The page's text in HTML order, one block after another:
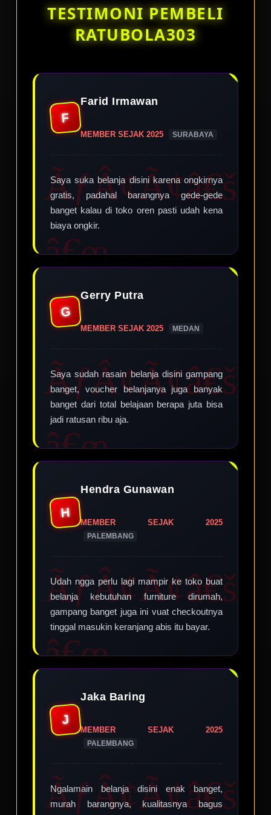
kursi modern dengan konsep
mediteranian.
TESTIMONI PEMBELI
RATUBOLA303
F
Farid Irmawan
MEMBER SEJAK 2025 SURABAYA
Saya suka belanja disini karena ongkirnya
gratis, padahal barangnya gede-gede
banget kalau di toko oren pasti udah kena
biaya ongkir.
G
Gerry Putra
MEMBER SEJAK 2025 MEDAN
Saya sudah rasain belanja disini gampang
banget, voucher belanjanya juga banyak
banget dari total belajaan berapa juta bisa
jadi ratusan ribu aja.
H
Hendra Gunawan
MEMBER SEJAK 2025
PALEMBANG
Udah ngga perlu lagi mampir ke toko buat
belanja kebutuhan furniture dirumah,
gampang banget juga ini vuat checkoutnya
tinggal masukin keranjang abis itu bayar.
J
Jaka Baring
MEMBER SEJAK 2025
PALEMBANG
Ngalamain belanja disini enak banget,
murah barangnya, kualitasnya bagus